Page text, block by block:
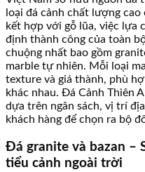
loại đá cảnh chất lượng
kết hợp với gỗ lũa, việc lựa
định thành công của toàn
chuộng nhất bao gồm
marble tự nhiên. Mỗi loại
texture và giá thành, phù
khác nhau. Đá Cảnh Thiên
dựa trên ngân sách, vị trí
khách hàng để chọn ra bộ
Đá granite và bazan –
tiểu cảnh ngoài trời